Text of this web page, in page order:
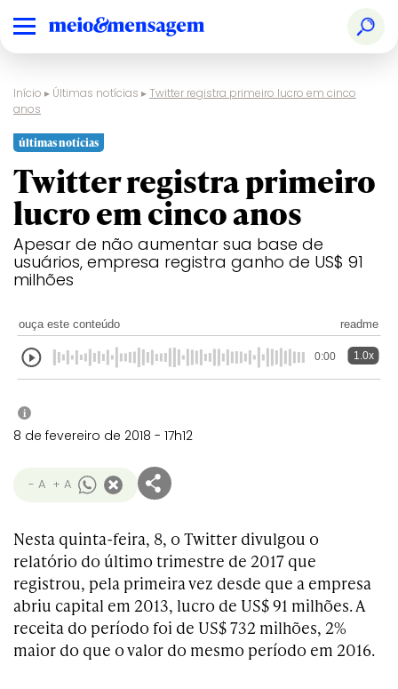
Início ▸ Últimas notícias ▸ Twitter registra primeiro lucro em cinco
anos
últimas notícias
Twitter registra primeiro
lucro em cinco anos
Apesar de não aumentar sua base de
usuários, empresa registra ganho de US$ 91
milhões
ouça este conteúdo readme
0:00 1.0x
i
8 de fevereiro de 2018 - 17h12
- A + A
Nesta quinta-feira, 8, o Twitter divulgou o
relatório do último trimestre de 2017 que
registrou, pela primeira vez desde que a empresa
abriu capital em 2013, lucro de US$ 91 milhões. A
receita do período foi de US$ 732 milhões, 2%
maior do que o valor do mesmo período em 2016.